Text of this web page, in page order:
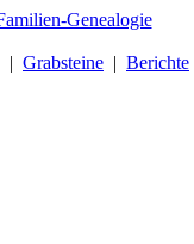
| Grabsteine | Berichte